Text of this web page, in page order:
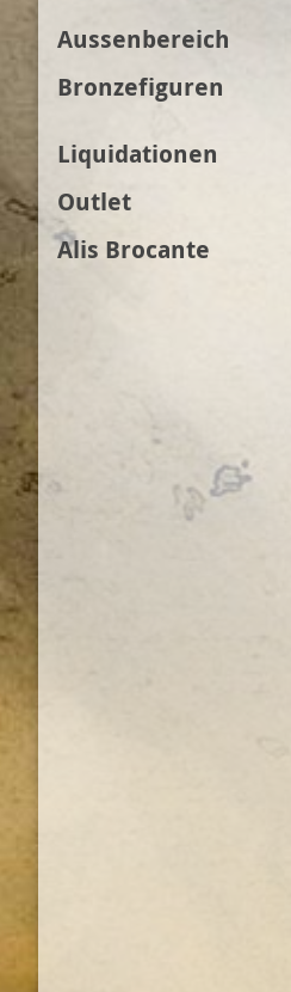
Aussenbereich
Bronzefiguren
Liquidationen
Outlet
Alis Brocante